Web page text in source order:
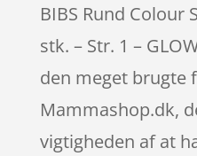
BIBS Rund Colour
stk. – Str. 1 –
den meget brugte
Mammashop.dk,
vigtigheden af at